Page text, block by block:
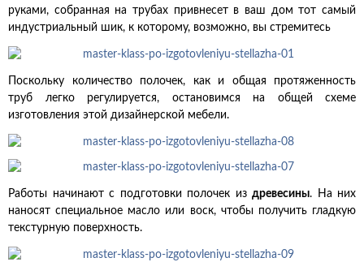
руками, собранная на трубах привнесет в ваш дом тот самый
индустриальный шик, к которому, возможно, вы стремитесь
Поскольку количество полочек, как и общая протяженность
труб легко регулируется, остановимся на общей схеме
изготовления этой дизайнерской мебели.
Работы начинают с подготовки полочек из древесины. На них
наносят специальное масло или воск, чтобы получить гладкую
текстурную поверхность.